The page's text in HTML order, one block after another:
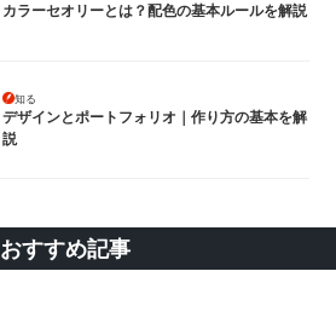
カラーセオリーとは？配色の基本ルールを解説
デザインとポートフォリオ｜作り方の基本を解
説
知る
おすすめ記事